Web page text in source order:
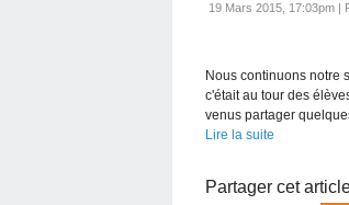
19 Mars 2015, 17:03pm |
Nous continuons notre
c'était au tour des
venus partager
Lire la suite
Partager cet